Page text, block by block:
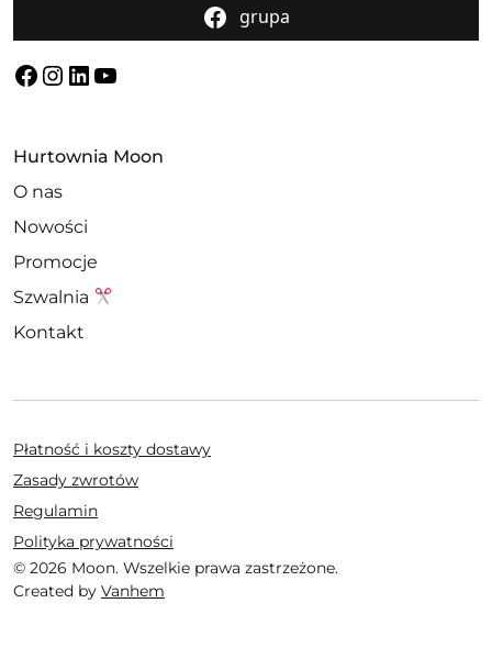
grupa
Facebook
Instagram
LinkedIn
YouTube
Hurtownia Moon
O nas
Nowości
Promocje
Szwalnia
Kontakt
© 2026 Moon. Wszelkie prawa zastrzeżone.
Created by Vanhem
Płatność i koszty dostawy
Zasady zwrotów
Regulamin
Polityka prywatności